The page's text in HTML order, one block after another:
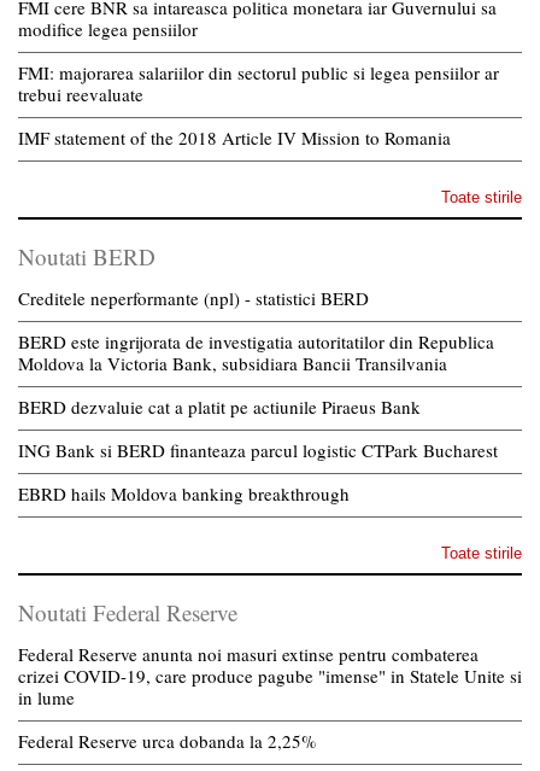
FMI cere BNR sa intareasca politica monetara iar Guvernului sa
modifice legea pensiilor
FMI: majorarea salariilor din sectorul public si legea pensiilor ar
trebui reevaluate
IMF statement of the 2018 Article IV Mission to Romania
Toate stirile
Noutati BERD
Creditele neperformante (npl) - statistici BERD
BERD este ingrijorata de investigatia autoritatilor din Republica
Moldova la Victoria Bank, subsidiara Bancii Transilvania
BERD dezvaluie cat a platit pe actiunile Piraeus Bank
ING Bank si BERD finanteaza parcul logistic CTPark Bucharest
EBRD hails Moldova banking breakthrough
Toate stirile
Noutati Federal Reserve
Federal Reserve anunta noi masuri extinse pentru combaterea
crizei COVID-19, care produce pagube "imense" in Statele Unite si
in lume
Federal Reserve urca dobanda la 2,25%